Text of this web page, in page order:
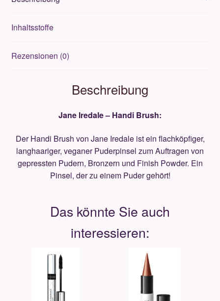
Inhaltsstoffe
Rezensionen (0)
Beschreibung
Jane Iredale – Handi Brush:
Der Handi Brush von Jane Iredale ist ein flachköpfiger,
langhaariger, veganer Puderpinsel zum Auftragen von
gepressten Pudern, Bronzern und Finish Powder. Ein
Pinsel, der zu einem Puder gehört!